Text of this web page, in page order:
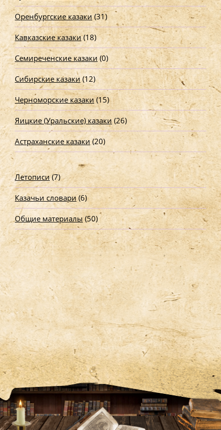
Оренбургские казаки(31)
Кавказские казаки(18)
Семиреченские казаки (0)
Сибирские казаки(12)
Черноморские казаки (15)
Яицкие (Уральские) казаки (26)
Астраханские казаки(20)
Летописи(7)
Казачьи словари(6)
Общие материалы (50)